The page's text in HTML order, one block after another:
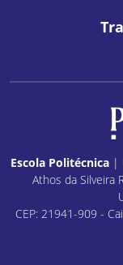
Escola Politécnica |
Athos da Silveira
CEP: 21941-909 -